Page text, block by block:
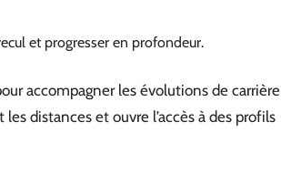
et progresser en profondeur.
accompagner les évolutions de carrière
les distances et ouvre l’accès à des profils